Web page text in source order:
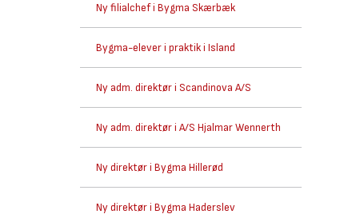
Ny filialchef i Bygma Skærbæk
Bygma-elever i praktik i Island
Ny adm. direktør i Scandinova A/S
Ny adm. direktør i A/S Hjalmar Wennerth
Ny direktør i Bygma Hillerød
Ny direktør i Bygma Haderslev